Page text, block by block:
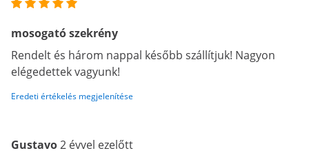
mosogató szekrény
Rendelt és három nappal később szállítjuk! Nagyon
elégedettek vagyunk!
Eredeti értékelés megjelenítése
Gustavo2 évvel ezelőtt